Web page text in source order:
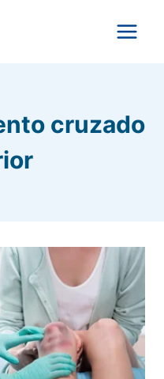
cruzado